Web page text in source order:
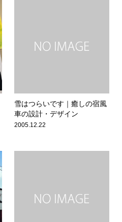
雪はつらいです｜癒しの宿風
車の設計・デザイン
2005.12.22